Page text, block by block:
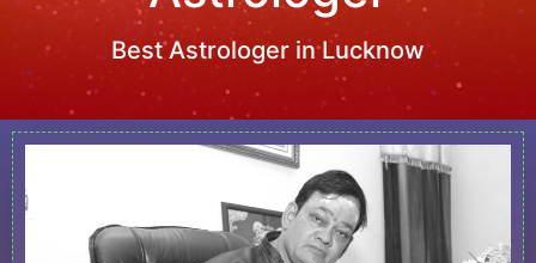
Best Astrologer in Lucknow